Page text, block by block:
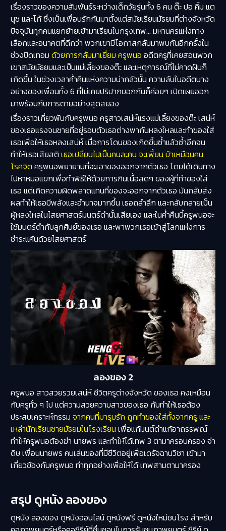
เรื่องราวของความสัมพันธ์ระหว่างเด็กวัยรุ่นทั้ง 6 คน ต๊ะ ปอ คิ้ม แต
นุช และโก้ ซึ่งเป็นเพื่อนรักกันมาตั้งแต่สมัยเรียนมัธยมที่ต่างจังหวัด
ปัจจุบันทุกคนแยกย้ายเข้ามาเรียนในกรุงเทพ… มหานครแห่งทาง
เลือกและอนาคตที่ดีกว่า พวกเขามีโอกาสกลับมาพบกันอีกครั้งใน
ช่วงปิดเทอม ด้วยการกลับมาเยี่ยม ครูพนอ อดีตครูที่เคยสอนพวก
เขาสมัยมัธยมและเป็นแม่เลี้ยงของต๊ะ และเหตุการณ์ที่ไม่คาดฝันก็
เกิดขึ้น ในช่วงเวลาค่ำคืนแห่งความน่ากลัวนั้น ความลับในอดีตบาง
อย่างของเพื่อนทั้ง 6 ที่ไม่เคยปริปากบอกกันก็ค่อยๆ เปิดเผยออก
มาพร้อมกับการตายอย่างสุดสยอง
เรื่องราวเกี่ยวพันกับครูพนอ ครูสาวเสน่ห์แรงแม่เลี้ยงของต๊ะ เสน่ห์
ของเธอแรงจนชายที่อยู่รอบตัวเธอต่างพากันหลงใหลและทำของใส่
เธอเพื่อให้เธอหลงเสน่ห์ เมื่อการโดนของเกิดขึ้นซ้ำแล้วซ้ำอีกจน
ทำให้เธอเสียสติ เธอเปลี่ยนไปเป็นคนละคน จะเพี้ยน บ้าเหมือนคน
โรคจิต ครูพนอพยายามที่จะเอาของออกจากตัวเธอ โดยได้เดินทาง
ไปหาหมอแขกเพื่อทำพิธีให้ด้วยการกินเนื้อสดๆ ของผู้ที่ทำของใส่
เธอ แต่เกิดความผิดพลาดแทนที่ของจะออกจากตัวเธอ มันกลับส่ง
ผลทำให้เธอมีพลังและอำนาจมากขึ้น เธอถลำลึก และกลับกลายเป็น
ผู้หลงใหลในไสยศาสตร์มนตร์ดำนั้นเสียเอง และในค่ำคืนนี้ครูพนอจะ
ใช้มนตร์ดำกับลูกศิษย์ของเธอ และพาพวกเธอเข้าสู่โลกแห่งการ
ชำระแค้นด้วยไสยศาสตร์
ลองของ 2
ครูพนอ สาวสวยรวยเสน่ห์ ชีวิตครูต่างจังหวัด ของเธอ คงเหมือน
กับครูทั่ว ๆ ไป แต่ความสวยความสาวของเธอ กับทำให้เธอต้อง
ประสบเคราะห์กรรม จากคนที่มารุมรัก ถูกทำของใส่ทั้งจากครู และ
เหล่านักเรียนชายมัธยมในโรงเรียน เพื่อแก้มนต์ดำแก้อาถรรพณ์
ทำให้ครูพนอต้องฆ่า นายพร และทำให้ได้เทพ 3 ตามาครอบครอง จ่า
ดิษ เพื่อนนายพร คนเล่นของที่มีชีวิตอยู่เพื่อเดรัจฉานวิชา เข้ามา
เกี่ยวข้องกับครูพนอ ทำทุกอย่างเพื่อให้ได้ เทพสามตามาครอง
สรุป ดูหนัง ลองของ
ดูหนัง ลองของ ดูหนังออนไลน์ ดูหนังฟรี ดูหนังใหม่ชนโรง สำหรับ